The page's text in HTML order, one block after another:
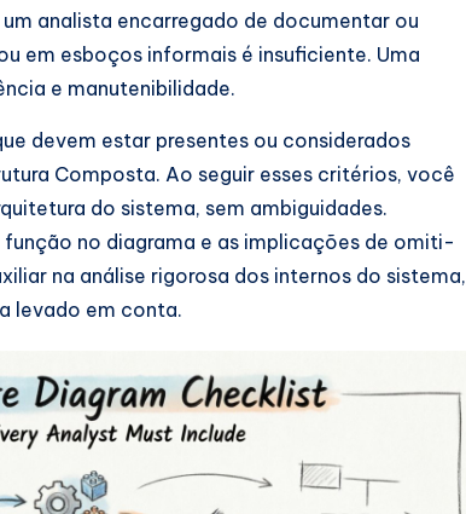
analista encarregado de documentar ou
em esboços informais é insuficiente. Uma
e manutenibilidade.
devem estar presentes ou considerados
Composta. Ao seguir esses critérios, você
do sistema, sem ambiguidades.
no diagrama e as implicações de omiti-
na análise rigorosa dos internos do sistema,
levado em conta.